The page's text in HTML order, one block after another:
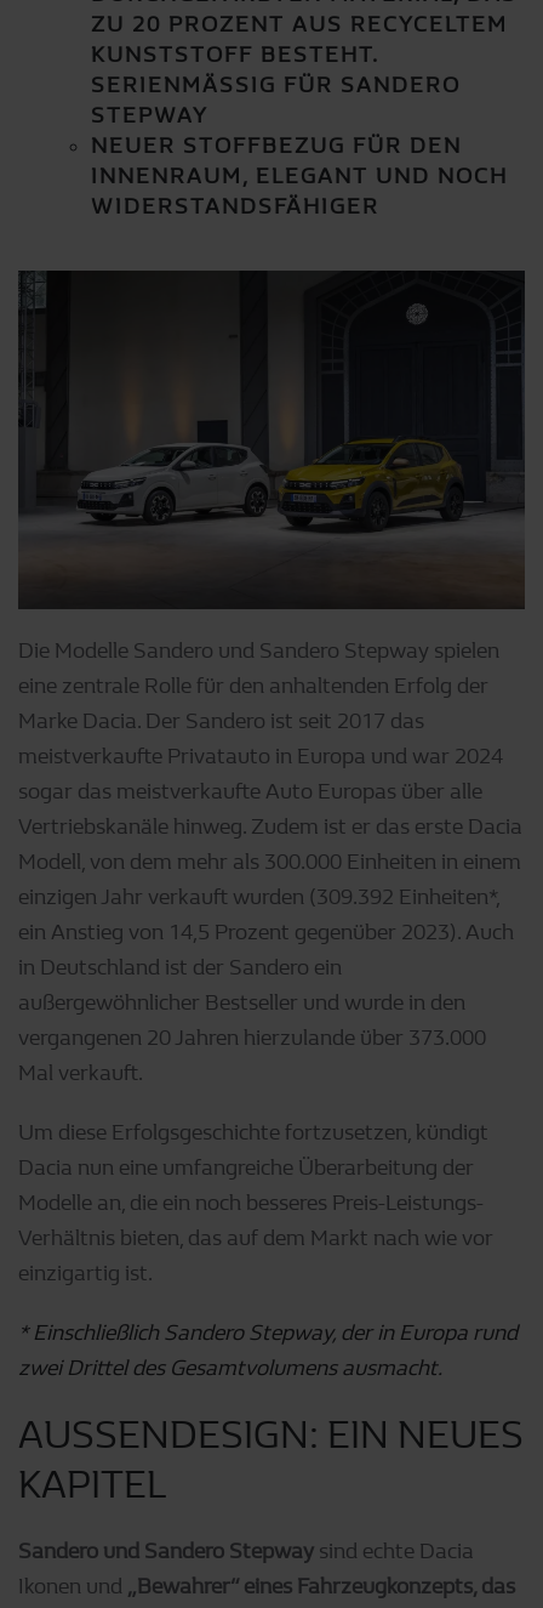
ZU 20 PROZENT AUS RECYCELTEM
KUNSTSTOFF BESTEHT.
SERIENMÄSSIG FÜR SANDERO S
TEPWAY
NEUER STOFFBEZUG FÜR DEN
INNENRAUM, ELEGANT UND NOCH
WIDERSTANDSFÄHIGER
Die Modelle Sandero und Sandero Stepway spielen
eine zentrale Rolle für den anhaltenden Erfolg der
Marke Dacia. Der Sandero ist seit 2017 das
meistverkaufte Privatauto in Europa und war 2024
sogar das meistverkaufte Auto Europas über alle
Vertriebskanäle hinweg. Zudem ist er das erste Dacia
Modell, von dem mehr als 300.000 Einheiten in einem
einzigen Jahr verkauft wurden (309.392 Einheiten*,
ein Anstieg von 14,5 Prozent gegenüber 2023). Auch
in Deutschland ist der Sandero ein
außergewöhnlicher Bestseller und wurde in den
vergangenen 20 Jahren hierzulande über 373.000
Mal verkauft.
Um diese Erfolgsgeschichte fortzusetzen, kündigt
Dacia nun eine umfangreiche Überarbeitung der
Modelle an, die ein noch besseres Preis-Leistungs-
Verhältnis bieten, das auf dem Markt nach wie vor
einzigartig ist.
* Einschließlich Sandero Stepway, der in Europa rund
zwei Drittel des Gesamtvolumens ausmacht.
AUSSENDESIGN: EIN NEUES
KAPITEL
Sandero und Sandero Stepway sind echte Dacia
Ikonen und „Bewahrer“ eines Fahrzeugkonzepts, das